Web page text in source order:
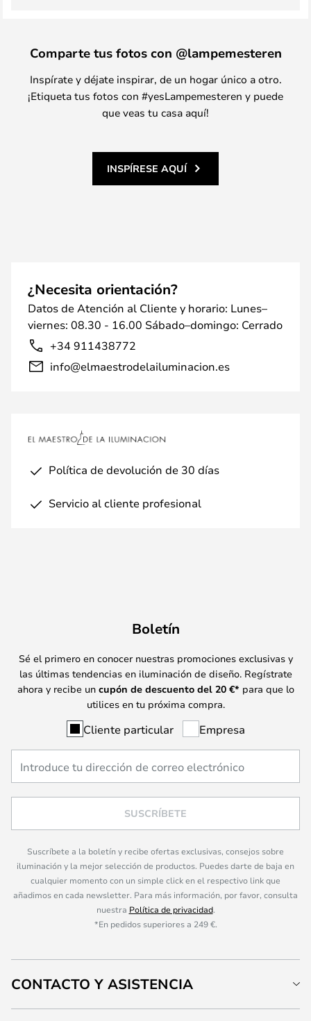
Comparte tus fotos con @lampemesteren
Inspírate y déjate inspirar, de un hogar único a otro.
¡Etiqueta tus fotos con #yesLampemesteren y puede
que veas tu casa aquí!
INSPÍRESE AQUÍ
¿Necesita orientación?
Datos de Atención al Cliente y horario: Lunes–
viernes: 08.30 - 16.00 Sábado–domingo: Cerrado
+34 911438772
info@elmaestrodelailuminacion.es
Política de devolución de 30 días
Servicio al cliente profesional
Boletín
Sé el primero en conocer nuestras promociones exclusivas y
las últimas tendencias en iluminación de diseño. Regístrate
ahora y recibe un cupón de descuento del 20 €* para que lo
utilices en tu próxima compra.
Cliente particular Empresa
SUSCRÍBETE
Suscríbete a la boletín y recibe ofertas exclusivas, consejos sobre
iluminación y la mejor selección de productos. Puedes darte de baja en
cualquier momento con un simple click en el respectivo link que
añadimos en cada newsletter. Para más información, por favor, consulta
nuestra Política de privacidad.
*En pedidos superiores a 249 €.
CONTACTO Y ASISTENCIA